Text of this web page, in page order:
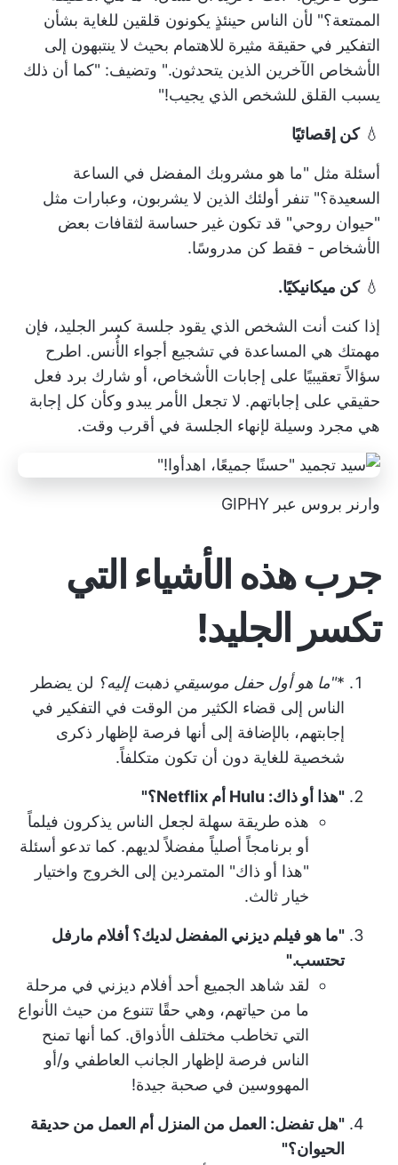
الممتعة؟" لأن الناس حينئذٍ يكونون قلقين للغاية بشأن
التفكير في حقيقة مثيرة للاهتمام بحيث لا ينتبهون إلى
الأشخاص الآخرين الذين يتحدثون." وتضيف: "كما أن ذلك
يسبب القلق للشخص الذي يجيب!"
💧كن إقصائيًا
أسئلة مثل "ما هو مشروبك المفضل في الساعة
السعيدة؟" تنفر أولئك الذين لا يشربون، وعبارات مثل
"حيوان روحي" قد تكون غير حساسة لثقافات بعض
الأشخاص - فقط كن مدروسًا.
💧كن ميكانيكيًا.
إذا كنت أنت الشخص الذي يقود جلسة كسر الجليد، فإن
مهمتك هي المساعدة في تشجيع أجواء الأُنس. اطرح
سؤالاً تعقيبيًا على إجابات الأشخاص، أو شارك برد فعل
حقيقي على إجاباتهم. لا تجعل الأمر يبدو وكأن كل إجابة
هي مجرد وسيلة لإنهاء الجلسة في أقرب وقت.
وارنر بروس عبر GIPHY
جرب هذه الأشياء التي
تكسر الجليد!
*"ما هو أول حفل موسيقي ذهبت إليه؟ لن يضطر
الناس إلى قضاء الكثير من الوقت في التفكير في
إجابتهم، بالإضافة إلى أنها فرصة لإظهار ذكرى
شخصية للغاية دون أن تكون متكلفاً.
"هذا أو ذاك: Hulu أم Netflix؟"
هذه طريقة سهلة لجعل الناس يذكرون فيلماً
أو برنامجاً أصلياً مفضلاً لديهم. كما تدعو أسئلة
"هذا أو ذاك" المتمردين إلى الخروج واختيار
خيار ثالث.
"ما هو فيلم ديزني المفضل لديك؟ أفلام مارفل
تحتسب."
لقد شاهد الجميع أحد أفلام ديزني في مرحلة
ما من حياتهم، وهي حقًا تتنوع من حيث الأنواع
التي تخاطب مختلف الأذواق. كما أنها تمنح
الناس فرصة لإظهار الجانب العاطفي و/أو
المهووسين في صحبة جيدة!
"هل تفضل: العمل من المنزل أم العمل من حديقة
الحيوان؟"